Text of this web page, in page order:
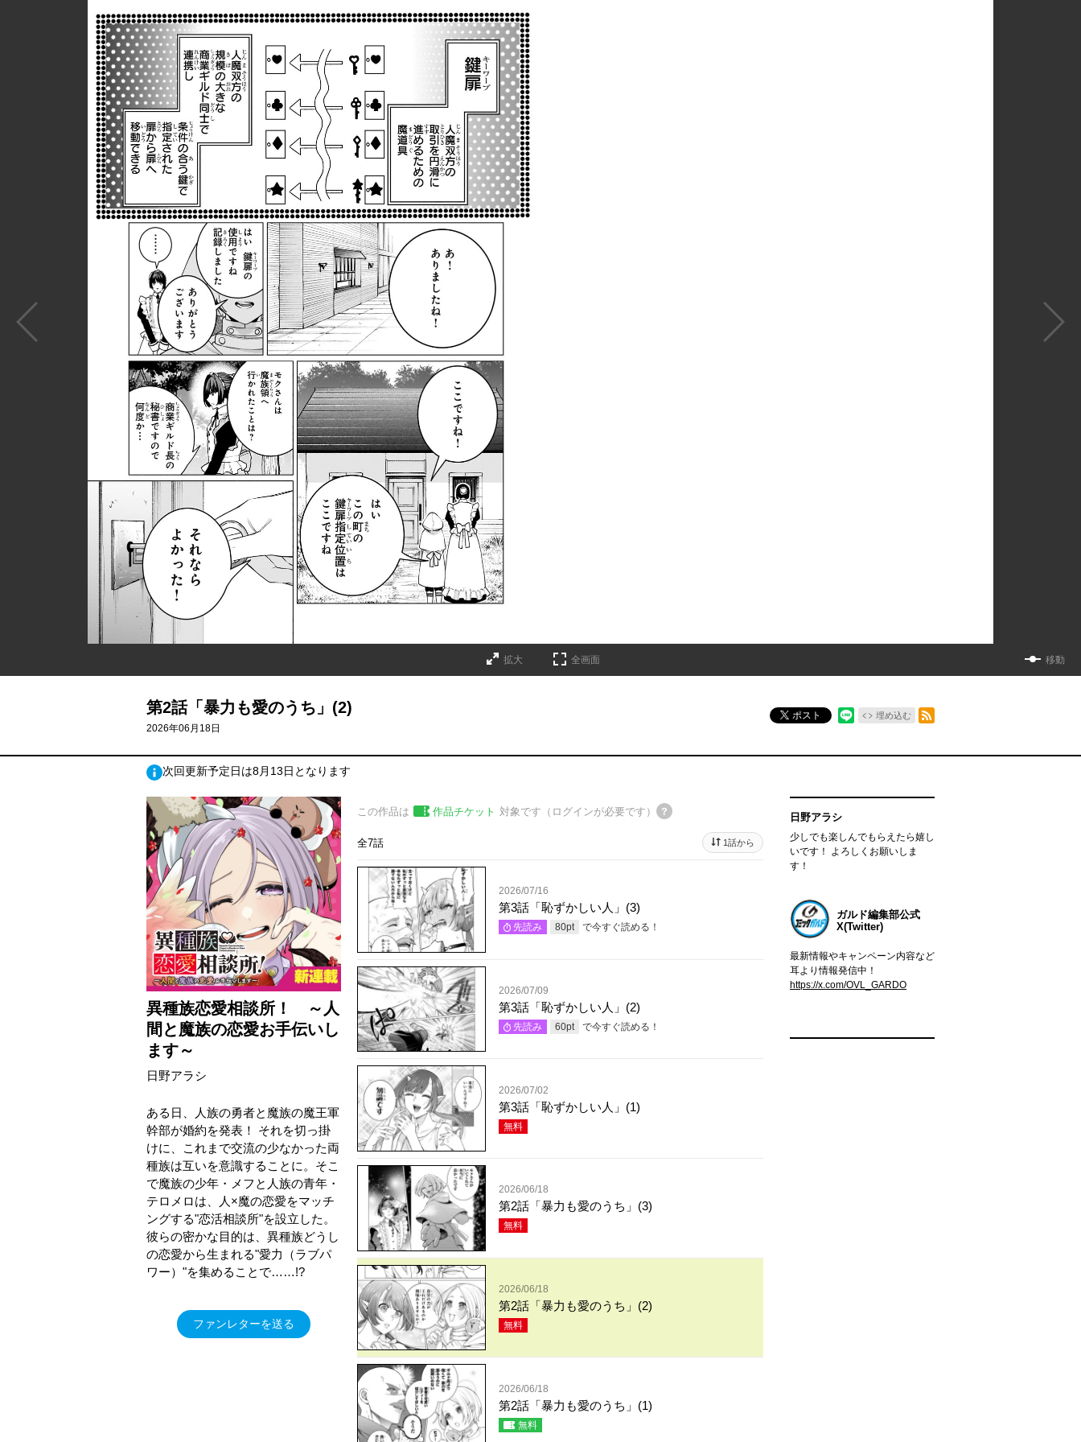
拡大 全画面 移動
第2話「暴力も愛のうち」(2)
2026年06月18日
ポスト 埋め込む
次回更新予定日は8月13日となります
異種族恋愛相談所！ ～人
間と魔族の恋愛お手伝いし
ます～
日野アラシ
ある日、人族の勇者と魔族の魔王軍
幹部が婚約を発表！ それを切っ掛
けに、これまで交流の少なかった両
種族は互いを意識することに。そこ
で魔族の少年・メフと人族の青年・
テロメロは、人×魔の恋愛をマッチ
ングする"恋活相談所"を設立した。
彼らの密かな目的は、異種族どうし
の恋愛から生まれる"愛力（ラブパ
ワー）"を集めることで……!?
ファンレターを送る
この作品は 作品チケット 対象です（ログインが必要です）
全7話 1話から
2026/07/16
第3話「恥ずかしい人」(3)
先読み 80pt で今すぐ読める！
2026/07/09
第3話「恥ずかしい人」(2)
先読み 60pt で今すぐ読める！
2026/07/02
第3話「恥ずかしい人」(1)
無料
2026/06/18
第2話「暴力も愛のうち」(3)
無料
2026/06/18
第2話「暴力も愛のうち」(2)
無料
2026/06/18
第2話「暴力も愛のうち」(1)
無料
日野アラシ
少しでも楽しんでもらえたら嬉し
いです！ よろしくお願いしま
す！
ガルド編集部公式
X(Twitter)
最新情報やキャンペーン内容など
耳より情報発信中！
https://x.com/OVL_GARDO